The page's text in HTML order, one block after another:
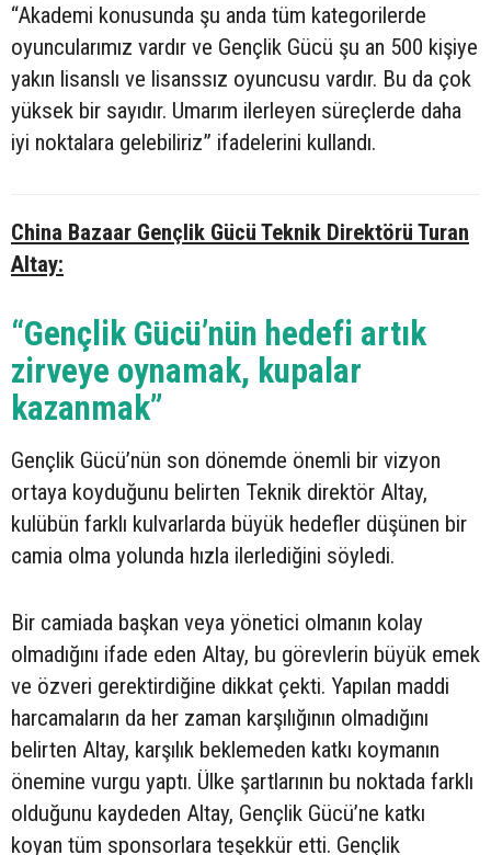
“Akademi konusunda şu anda tüm kategorilerde
oyuncularımız vardır ve Gençlik Gücü şu an 500 kişiye
yakın lisanslı ve lisanssız oyuncusu vardır. Bu da çok
yüksek bir sayıdır. Umarım ilerleyen süreçlerde daha
iyi noktalara gelebiliriz” ifadelerini kullandı.
China Bazaar Gençlik Gücü Teknik Direktörü Turan
Altay:
“Gençlik Gücü’nün hedefi artık
zirveye oynamak, kupalar
kazanmak”
Gençlik Gücü’nün son dönemde önemli bir vizyon
ortaya koyduğunu belirten Teknik direktör Altay,
kulübün farklı kulvarlarda büyük hedefler düşünen bir
camia olma yolunda hızla ilerlediğini söyledi.
Bir camiada başkan veya yönetici olmanın kolay
olmadığını ifade eden Altay, bu görevlerin büyük emek
ve özveri gerektirdiğine dikkat çekti. Yapılan maddi
harcamaların da her zaman karşılığının olmadığını
belirten Altay, karşılık beklemeden katkı koymanın
önemine vurgu yaptı. Ülke şartlarının bu noktada farklı
olduğunu kaydeden Altay, Gençlik Gücü’ne katkı
koyan tüm sponsorlara teşekkür etti. Gençlik